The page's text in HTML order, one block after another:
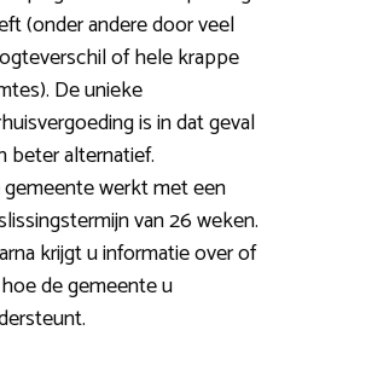
(onder andere door veel
of hele krappe
De unieke
is in dat geval
beter alternatief.
gemeente werkt met een
van 26 weken.
krijgt u informatie over of
de gemeente u